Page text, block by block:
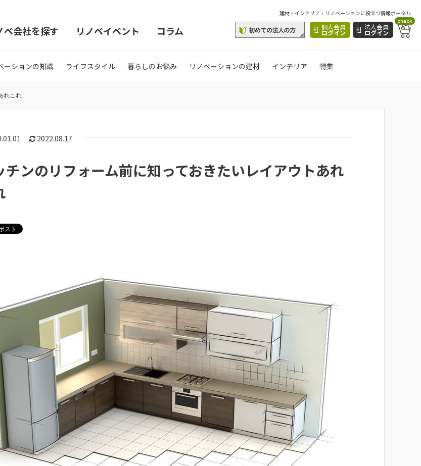
ベ会社を探す リノベイベント コラム
建材・インテリア・リノベーションに役立つ情報ポータル
個人会員
ログイン
法人会員
ログイン
check
ーションの知識 ライフスタイル 暮らしのお悩み リノベーションの建材 インテリア 特集
れこれ
2022.08.17
チンのリフォーム前に知っておきたいレイアウトあれ